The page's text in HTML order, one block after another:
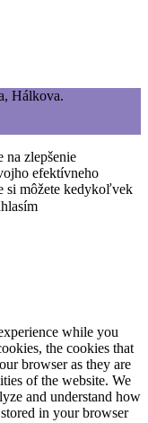
Hálkova.
na zlepšenie
efektívneho
si môžete kedykoľvek
while you
the cookies that
browser as they are
of the website. We
and understand how
in your browser